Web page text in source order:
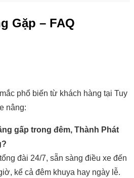
Gặp – FAQ
phổ biến từ khách hàng tại Tuy
nâng:
gấp trong đêm, Thành Phát
đài 24/7, sẵn sàng điều xe đến
kể cả đêm khuya hay ngày lễ.